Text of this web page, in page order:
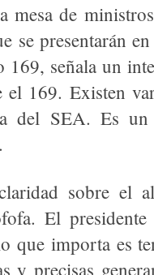
mesa de
se presentarán
señala un
el 169. Existen
del SEA. Es
sobre el
El
que importa es
y precisas